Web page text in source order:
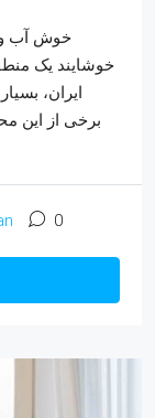
خوش آب و
خوشایند یک
ایران،
برخی از این
0